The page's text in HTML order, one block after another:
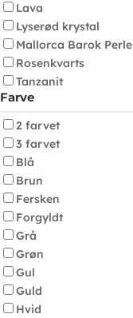
Lava
Lyserød krystal
Mallorca Barok Perle
Rosenkvarts
Tanzanit
Farve
2 farvet
3 farvet
Blå
Brun
Fersken
Forgyldt
Grå
Grøn
Gul
Guld
Hvid